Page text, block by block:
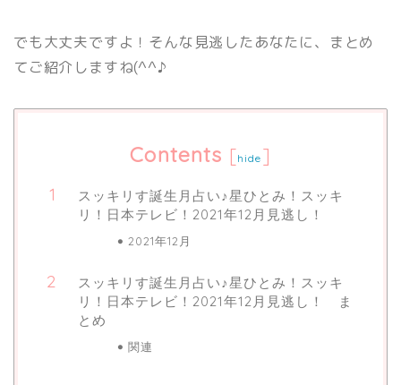
でも大丈夫ですよ！そんな見逃したあなたに、まとめ
てご紹介しますね(^^♪
Contents [hide ]
スッキリす誕生月占い♪星ひとみ！スッキ
リ！日本テレビ！2021年12月見逃し！
2021年12月
スッキリす誕生月占い♪星ひとみ！スッキ
リ！日本テレビ！2021年12月見逃し！ ま
とめ
関連